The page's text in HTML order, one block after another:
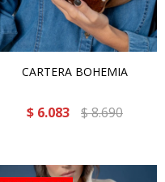
CARTERA BOHEMIA
$ 6.083 $8.690